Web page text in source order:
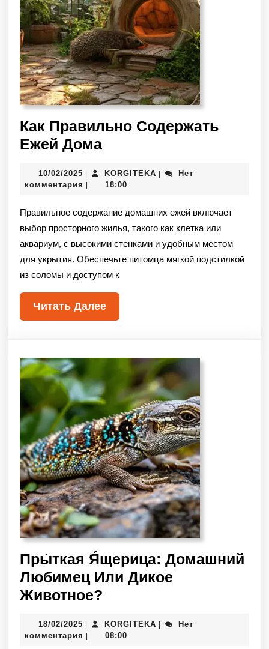
Как Правильно Содержать
Ежей Дома
10/02/2025 | KORGITEKA |
Нет
комментария | 18:00
Правильное содержание домашних ежей включает
выбор просторного жилья, такого как клетка или
аквариум, с высокими стенками и удобным местом
для укрытия. Обеспечьте питомца мягкой подстилкой
из соломы и доступом к
Читать Далее
Пры́ткая Я́щерица: Домашний
Любимец Или Дикое
Животное?
18/02/2025 | KORGITEKA |
Нет
комментария | 08:00